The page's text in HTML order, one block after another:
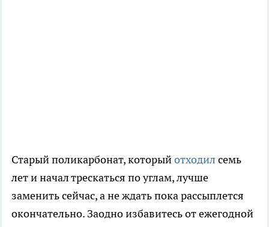
Старый поликарбонат, которыйотходил семь
лет и начал трескаться по углам, лучше
заменить сейчас, а не ждать пока рассыплется
окончательно. Заодно избавитесь от ежегодной